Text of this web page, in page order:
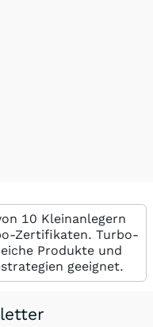
10 Kleinanlegern
Zertifikaten. Turbo-
Produkte und
geeignet.